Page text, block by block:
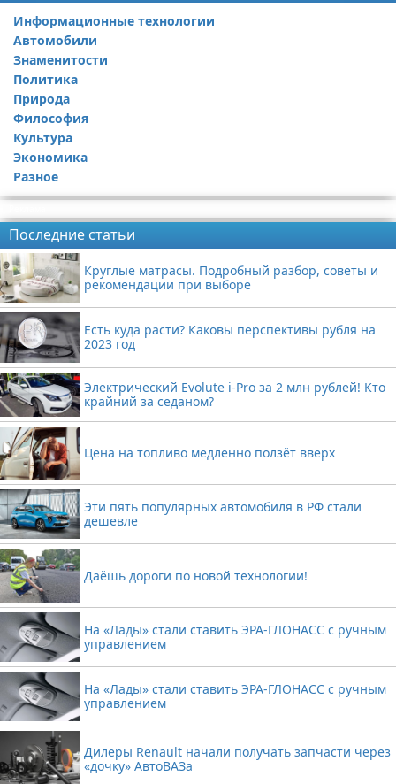
Информационные технологии
Автомобили
Знаменитости
Политика
Природа
Философия
Культура
Экономика
Разное
Последние статьи
Круглые матрасы. Подробный разбор, советы и
рекомендации при выборе
Есть куда расти? Каковы перспективы рубля на
2023 год
Электрический Evolute i-Pro за 2 млн рублей! Кто
крайний за седаном?
Цена на топливо медленно ползёт вверх
Эти пять популярных автомобиля в РФ стали
дешевле
Даёшь дороги по новой технологии!
На «Лады» стали ставить ЭРА-ГЛОНАСС с ручным
управлением
На «Лады» стали ставить ЭРА-ГЛОНАСС с ручным
управлением
Дилеры Renault начали получать запчасти через
«дочку» АвтоВАЗа